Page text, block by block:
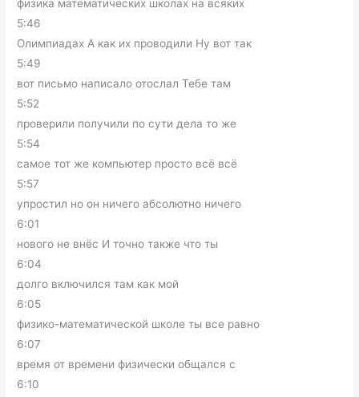
физика математических школах на всяких
5:46
Олимпиадах А как их проводили Ну вот так
5:49
вот письмо написало отослал Тебе там
5:52
проверили получили по сути дела то же
5:54
самое тот же компьютер просто всё всё
5:57
упростил но он ничего абсолютно ничего
6:01
нового не внёс И точно также что ты
6:04
долго включился там как мой
6:05
физико-математической школе ты все равно
6:07
время от времени физически общался с
6:10